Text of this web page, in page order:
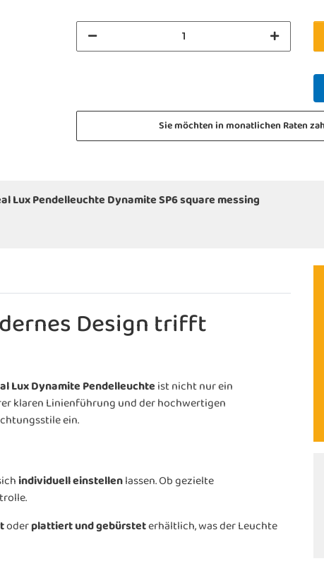
Sie möchten in monatlichen Raten
Lux Pendelleuchte Dynamite SP6 square messing
Design trifft
Lux Dynamite Pendelleuchteist nicht nur ein
klaren Linienführung und der hochwertigen
ein.
individuell einstellenlassen. Ob gezielte
oderplattiert und gebürsteterhältlich, was der Leuchte